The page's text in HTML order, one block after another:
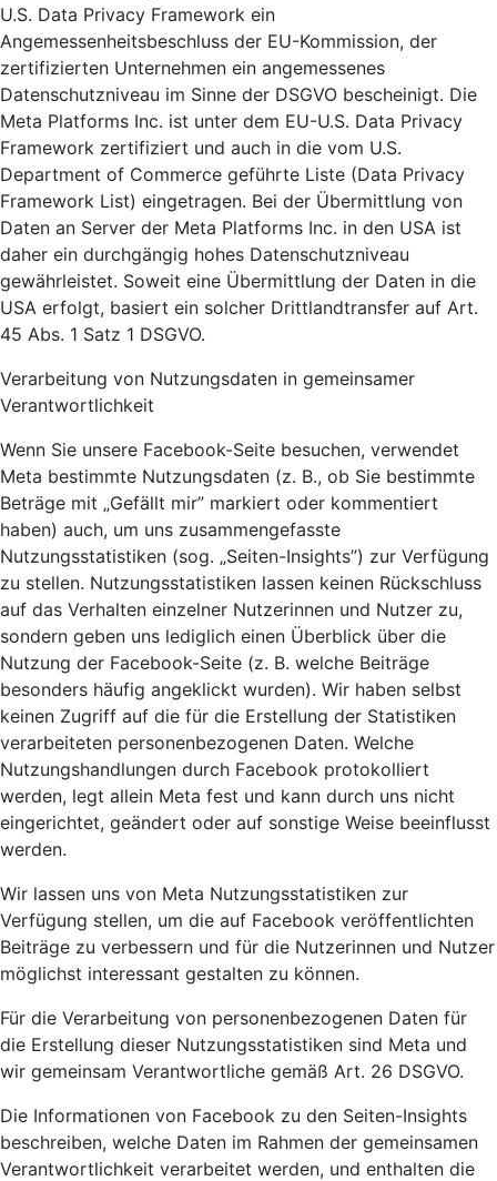
U.S. Data Privacy Framework ein
Angemessenheitsbeschluss der EU-Kommission, der
zertifizierten Unternehmen ein angemessenes
Datenschutzniveau im Sinne der DSGVO bescheinigt. Die
Meta Platforms Inc. ist unter dem EU-U.S. Data Privacy
Framework zertifiziert und auch in die vom U.S.
Department of Commerce geführte Liste (Data Privacy
Framework List) eingetragen. Bei der Übermittlung von
Daten an Server der Meta Platforms Inc. in den USA ist
daher ein durchgängig hohes Datenschutzniveau
gewährleistet. Soweit eine Übermittlung der Daten in die
USA erfolgt, basiert ein solcher Drittlandtransfer auf Art.
45 Abs. 1 Satz 1 DSGVO.
Verarbeitung von Nutzungsdaten in gemeinsamer
Verantwortlichkeit
Wenn Sie unsere Facebook-Seite besuchen, verwendet
Meta bestimmte Nutzungsdaten (z. B., ob Sie bestimmte
Beträge mit „Gefällt mir” markiert oder kommentiert
haben) auch, um uns zusammengefasste
Nutzungsstatistiken (sog. „Seiten-Insights”) zur Verfügung
zu stellen. Nutzungsstatistiken lassen keinen Rückschluss
auf das Verhalten einzelner Nutzerinnen und Nutzer zu,
sondern geben uns lediglich einen Überblick über die
Nutzung der Facebook-Seite (z. B. welche Beiträge
besonders häufig angeklickt wurden). Wir haben selbst
keinen Zugriff auf die für die Erstellung der Statistiken
verarbeiteten personenbezogenen Daten. Welche
Nutzungshandlungen durch Facebook protokolliert
werden, legt allein Meta fest und kann durch uns nicht
eingerichtet, geändert oder auf sonstige Weise beeinflusst
werden.
Wir lassen uns von Meta Nutzungsstatistiken zur
Verfügung stellen, um die auf Facebook veröffentlichten
Beiträge zu verbessern und für die Nutzerinnen und Nutzer
möglichst interessant gestalten zu können.
Für die Verarbeitung von personenbezogenen Daten für
die Erstellung dieser Nutzungsstatistiken sind Meta und
wir gemeinsam Verantwortliche gemäß Art. 26 DSGVO.
Die Informationen von Facebook zu den Seiten-Insights
beschreiben, welche Daten im Rahmen der gemeinsamen
Verantwortlichkeit verarbeitet werden, und enthalten die